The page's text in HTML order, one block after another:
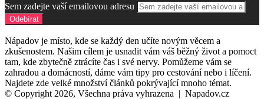
Sem zadejte vaší emailovou adresu
Nápadov je místo, kde se každý den učíte novým věcem a
zkušenostem. Našim cílem je usnadit vám váš běžný život a pomoct
tam, kde zbytečně ztrácíte čas i své nervy. Pomůžeme vám se
zahradou a domácností, dáme vám tipy pro cestování nebo i líčení.
Najdete zde velké množství článků pokrývající mnoho témat.
© Copyright 2026, Všechna práva vyhrazena | Napadov.cz